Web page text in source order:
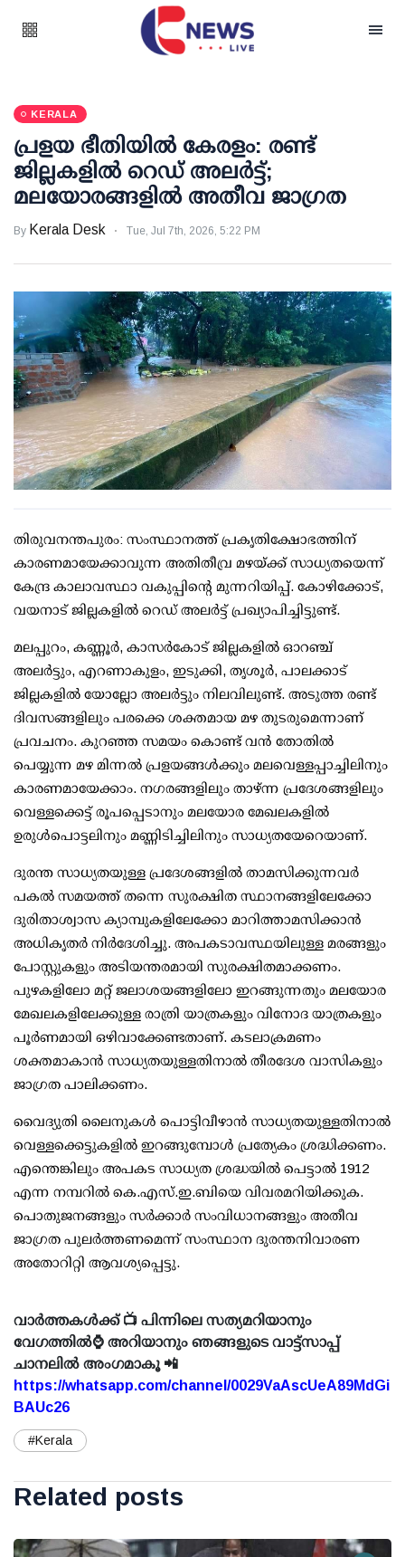
KERALA
പ്രളയ ഭീതിയില്‍ കേരളം: രണ്ട്
ജില്ലകളില്‍ റെഡ് അലര്‍ട്ട്;
മലയോരങ്ങളില്‍ അതീവ ജാഗ്രത
By Kerala Desk Tue, Jul 7th, 2026, 5:22 PM
തിരുവനന്തപുരം: സംസ്ഥാനത്ത് പ്രകൃതിക്ഷോഭത്തിന്
കാരണമായേക്കാവുന്ന അതിതീവ്ര മഴയ്ക്ക് സാധ്യതയെന്ന്
കേന്ദ്ര കാലാവസ്ഥാ വകുപ്പിന്റെ മുന്നറിയിപ്പ്. കോഴിക്കോട്,
വയനാട് ജില്ലകളില്‍ റെഡ് അലര്‍ട്ട് പ്രഖ്യാപിച്ചിട്ടുണ്ട്.
മലപ്പുറം, കണ്ണൂര്‍, കാസര്‍കോട് ജില്ലകളില്‍ ഓറഞ്ച്
അലര്‍ട്ടും, എറണാകുളം, ഇടുക്കി, തൃശൂര്‍, പാലക്കാട്
ജില്ലകളില്‍ യോല്ലോ അലര്‍ട്ടും നിലവിലുണ്ട്. അടുത്ത രണ്ട്
ദിവസങ്ങളിലും പരക്കെ ശക്തമായ മഴ തുടരുമെന്നാണ്
പ്രവചനം. കുറഞ്ഞ സമയം കൊണ്ട് വന്‍ തോതില്‍
പെയ്യുന്ന മഴ മിന്നല്‍ പ്രളയങ്ങള്‍ക്കും മലവെള്ളപ്പാച്ചിലിനും
കാരണമായേക്കാം. നഗരങ്ങളിലും താഴ്ന്ന പ്രദേശങ്ങളിലും
വെള്ളക്കെട്ട് രൂപപ്പെടാനും മലയോര മേഖലകളില്‍
ഉരുള്‍പൊട്ടലിനും മണ്ണിടിച്ചിലിനും സാധ്യതയേറെയാണ്.
ദുരന്ത സാധ്യതയുള്ള പ്രദേശങ്ങളില്‍ താമസിക്കുന്നവര്‍
പകല്‍ സമയത്ത് തന്നെ സുരക്ഷിത സ്ഥാനങ്ങളിലേക്കോ
ദുരിതാശ്വാസ ക്യാമ്പുകളിലേക്കോ മാറിത്താമസിക്കാന്‍
അധികൃതര്‍ നിര്‍ദേശിച്ചു. അപകടാവസ്ഥയിലുള്ള മരങ്ങളും
പോസ്റ്റുകളും അടിയന്തരമായി സുരക്ഷിതമാക്കണം.
പുഴകളിലോ മറ്റ് ജലാശയങ്ങളിലോ ഇറങ്ങുന്നതും മലയോര
മേഖലകളിലേക്കുള്ള രാത്രി യാത്രകളും വിനോദ യാത്രകളും
പൂര്‍ണമായി ഒഴിവാക്കേണ്ടതാണ്. കടലാക്രമണം
ശക്തമാകാന്‍ സാധ്യതയുള്ളതിനാല്‍ തീരദേശ വാസികളും
ജാഗ്രത പാലിക്കണം.
വൈദ്യുതി ലൈനുകള്‍ പൊട്ടിവീഴാന്‍ സാധ്യതയുള്ളതിനാല്‍
വെള്ളക്കെട്ടുകളില്‍ ഇറങ്ങുമ്പോള്‍ പ്രത്യേകം ശ്രദ്ധിക്കണം.
എന്തെങ്കിലും അപകട സാധ്യത ശ്രദ്ധയില്‍ പെട്ടാല്‍ 1912
എന്ന നമ്പറില്‍ കെ.എസ്.ഇ.ബിയെ വിവരമറിയിക്കുക.
പൊതുജനങ്ങളും സര്‍ക്കാര്‍ സംവിധാനങ്ങളും അതീവ
ജാഗ്രത പുലര്‍ത്തണമെന്ന് സംസ്ഥാന ദുരന്തനിവാരണ
അതോറിറ്റി ആവശ്യപ്പെട്ടു.
വാർത്തകൾക്ക് 📺 പിന്നിലെ സത്യമറിയാനും
വേഗത്തിൽ⌚ അറിയാനും ഞങ്ങളുടെ വാട്ട്സാപ്പ്
ചാനലിൽ അംഗമാകൂ 📲
https://whatsapp.com/channel/0029VaAscUeA89MdGi
BAUc26
#Kerala
Related posts